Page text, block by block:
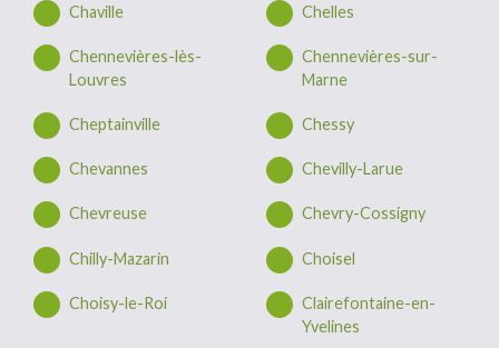
Chaville Chelles
Chennevières-lès-
Louvres
Chennevières-sur-
Marne
Cheptainville Chessy
Chevannes Chevilly-Larue
Chevreuse Chevry-Cossigny
Chilly-Mazarin Choisel
Choisy-le-Roi
Clairefontaine-en-
Yvelines